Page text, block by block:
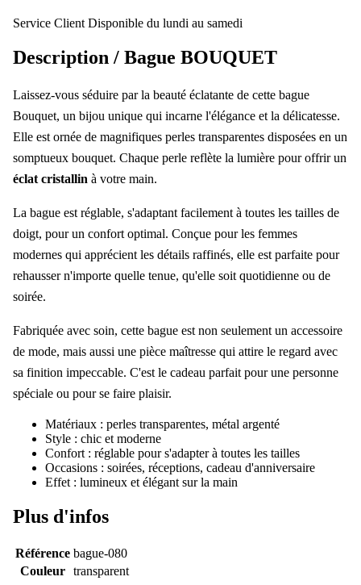
Service Client Disponible du lundi au samedi
Description / Bague BOUQUET
Laissez-vous séduire par la beauté éclatante de cette bague
Bouquet, un bijou unique qui incarne l'élégance et la délicatesse.
Elle est ornée de magnifiques perles transparentes disposées en un
somptueux bouquet. Chaque perle reflète la lumière pour offrir un
éclat cristallin à votre main.
La bague est réglable, s'adaptant facilement à toutes les tailles de
doigt, pour un confort optimal. Conçue pour les femmes
modernes qui apprécient les détails raffinés, elle est parfaite pour
rehausser n'importe quelle tenue, qu'elle soit quotidienne ou de
soirée.
Fabriquée avec soin, cette bague est non seulement un accessoire
de mode, mais aussi une pièce maîtresse qui attire le regard avec
sa finition impeccable. C'est le cadeau parfait pour une personne
spéciale ou pour se faire plaisir.
Matériaux : perles transparentes, métal argenté
Style : chic et moderne
Confort : réglable pour s'adapter à toutes les tailles
Occasions : soirées, réceptions, cadeau d'anniversaire
Effet : lumineux et élégant sur la main
Plus d'infos
Référence bague-080
Couleur transparent